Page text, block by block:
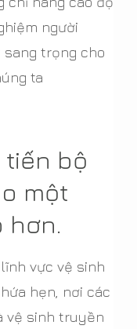
người
sang trọng cho
ta
tiến bộ
một
hơn.
vực vệ sinh
hẹn, nơi các
vệ sinh truyền